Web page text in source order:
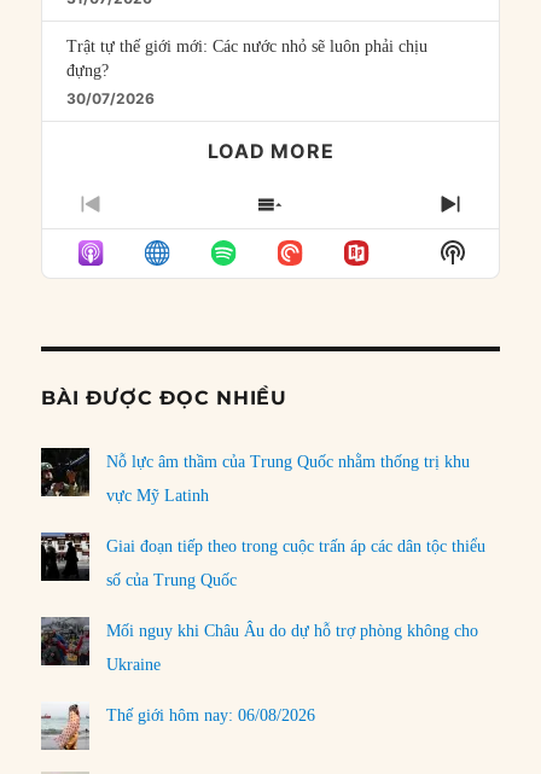
Trật tự thế giới mới: Các nước nhỏ sẽ luôn phải chịu
đựng?
30/07/2026
LOAD MORE
PREVIOUS
EPISODE
SHOW
EPISODES
LIST
NEXT
Show
Podcast
BÀI ĐƯỢC ĐỌC NHIỀU
Nỗ lực âm thầm của Trung Quốc nhằm thống trị khu
vực Mỹ Latinh
Giai đoạn tiếp theo trong cuộc trấn áp các dân tộc thiểu
số của Trung Quốc
Mối nguy khi Châu Âu do dự hỗ trợ phòng không cho
Ukraine
Thế giới hôm nay: 06/08/2026